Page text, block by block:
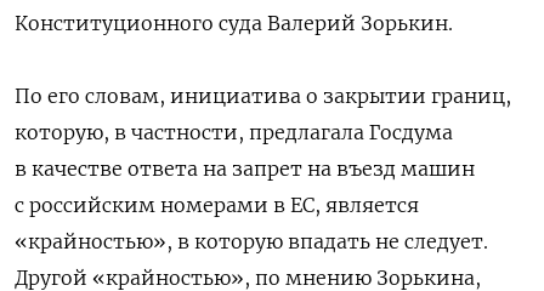
Конституционного суда Валерий Зорькин.
По его словам, инициатива о закрытии границ,
которую, в частности, предлагала Госдума
в качестве ответа на запрет на въезд машин
с российским номерами в ЕС, является
«крайностью», в которую впадать не следует.
Другой «крайностью», по мнению Зорькина,